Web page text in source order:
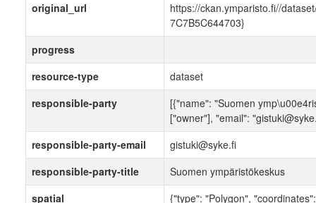
original_url
https://ckan.ymparisto.fi//
7C7B5C644703}
progress
resource-type
dataset
responsible-party
[{"name": "Suomen
["owner"], "email":
responsible-party-email
gistuki@syke.fi
responsible-party-title
Suomen ympäristökeskus
spatial
{"type": "Polygon",